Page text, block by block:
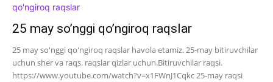
25 may so’nggi qo’ngiroq raqslar
25 may so'nggi qo'ngiroq raqslar havola etamiz. 25-may bitiruvchilar
uchun sher va raqs. raqslar qizlar uchun.Bitiruvchilar raqsi.
https://www.youtube.com/watch?v=x1FWnJ1Cqkc 25-may raqsi